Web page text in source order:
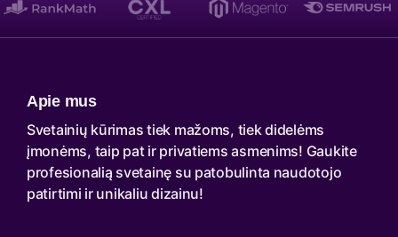
Apie mus
Svetainių kūrimas tiek mažoms, tiek didelėms
įmonėms, taip pat ir privatiems asmenims! Gaukite
profesionalią svetainę su patobulinta naudotojo
patirtimi ir unikaliu dizainu!